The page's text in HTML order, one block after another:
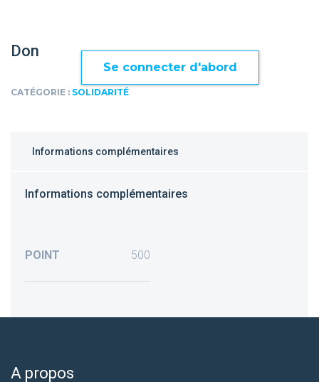
Don
Se connecter d'abord
CATÉGORIE : SOLIDARITÉ
Informations complémentaires
Informations complémentaires
POINT 500
A propos